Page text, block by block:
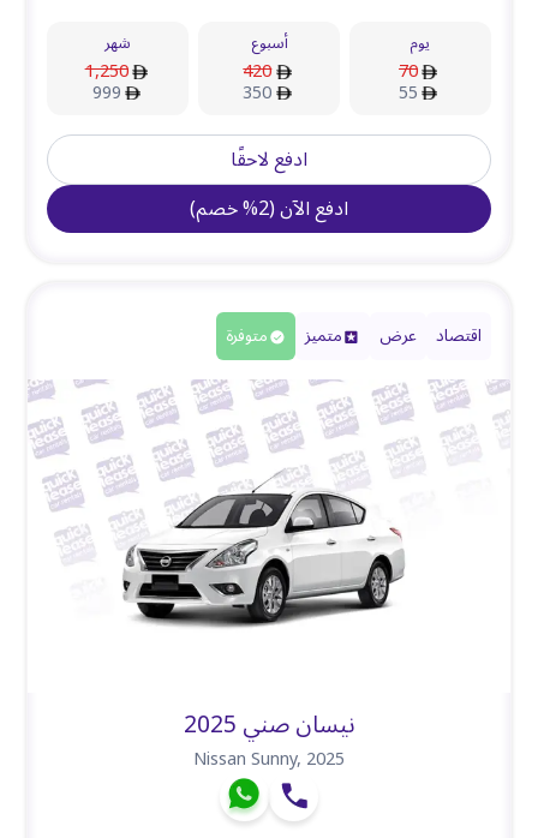
يوم
70
55
أسبوع
420
350
شهر
1,250
999
ادفع لاحقًا
ادفع الآن(
2
%خصم)
اقتصاد عرض متميز متوفرة
نيسان صني 2025
Nissan Sunny,2025